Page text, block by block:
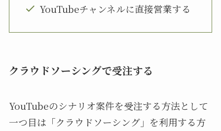
YouTubeチャンネルに直接営業する
クラウドソーシングで受注する
YouTubeのシナリオ案件を受注する方法として
一つ目は「クラウドソーシング」を利用する方